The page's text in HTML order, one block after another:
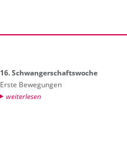
16. Schwan­ger­schafts­wo­che
Erste Be­we­gun­gen
wei­ter­le­sen